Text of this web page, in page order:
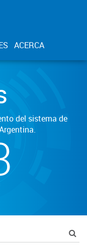
ACERCA
del sistema de